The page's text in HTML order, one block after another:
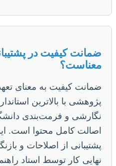
ضمانت کیفیت در
معناست؟
ضمانت کیفیت به معنای
پژوهشی با بالاترین
نگارشی و فرمت‌بندی
اصالت کامل محتوا است.
پشتیبانی از اصلاحات و
نهایی کار توسط استاد